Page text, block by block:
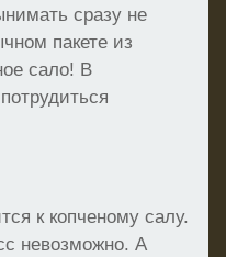
сразу не
пакете из
сало! В
к копченому салу.
невозможно. А